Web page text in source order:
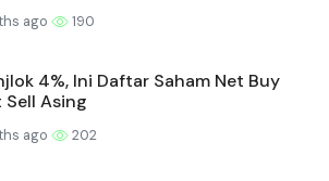
ago 190
4%, Ini Daftar Saham Net Buy
Sell Asing
ago 202